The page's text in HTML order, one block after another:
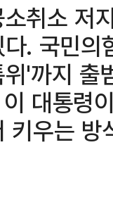
취소 저
. 국민
'까지 출
대통령
키우는